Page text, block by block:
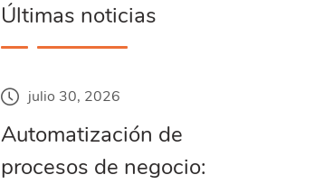
Últimas noticias
julio 30, 2026
Automatización de
procesos de negocio: